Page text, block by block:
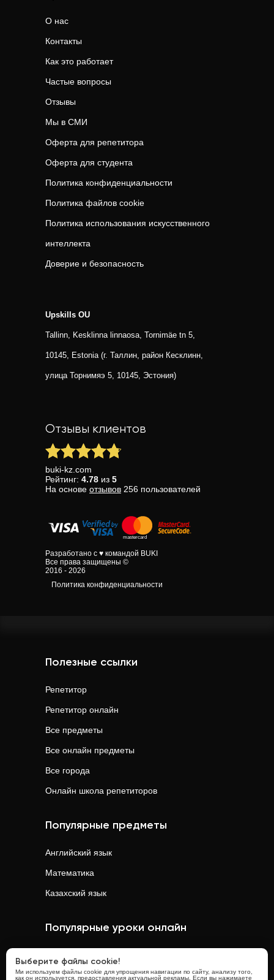
О нас
Контакты
Как это работает
Частые вопросы
Отзывы
Мы в СМИ
Оферта для репетитора
Оферта для студента
Политика конфиденциальности
Политика файлов cookie
Политика использования искусственного
интеллекта
Доверие и безопасность
Upskills OU
Tallinn, Kesklinna linnaosa, Tornimäe tn 5,
10145, Estonia (г. Таллин, район Кесклинн,
улица Торнимяэ 5, 10145, Эстония)
Отзывы клиентов
buki-kz.com
Рейтинг: 4.78 из 5
На основе отзывов 256 пользователей
Разработано с ♥ командой BUKI
Все права защищены ©
2016 - 2026
Политика конфиденциальности
Полезные ссылки
Репетитор
Репетитор онлайн
Все предметы
Все онлайн предметы
Все города
Онлайн школа репетиторов
Популярные предметы
Английский язык
Математика
Казахский язык
Популярные уроки онлайн
Физикаонлайн
Выберите файлы cookie!
Ми используем файлы cookie для упрощения навигации по сайту, анализу того,
как он используется, предоставления актуальной рекламы. Если вы нажимаете